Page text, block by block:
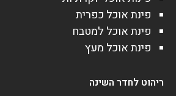
פינת אוכל כפרית
פינת אוכל למטבח
פינת אוכל מעץ
ריהוט לחדר השינה